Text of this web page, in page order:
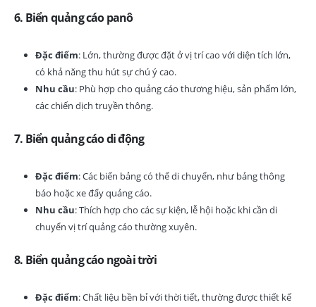
6. Biển quảng cáo panô
Đặc điểm: Lớn, thường được đặt ở vị trí cao với diện tích lớn,
có khả năng thu hút sự chú ý cao.
Nhu cầu: Phù hợp cho quảng cáo thương hiệu, sản phẩm lớn,
các chiến dịch truyền thông.
7. Biển quảng cáo di động
Đặc điểm: Các biển bảng có thể di chuyển, như bảng thông
báo hoặc xe đẩy quảng cáo.
Nhu cầu: Thích hợp cho các sự kiện, lễ hội hoặc khi cần di
chuyển vị trí quảng cáo thường xuyên.
8. Biển quảng cáo ngoài trời
Đặc điểm: Chất liệu bền bỉ với thời tiết, thường được thiết kế